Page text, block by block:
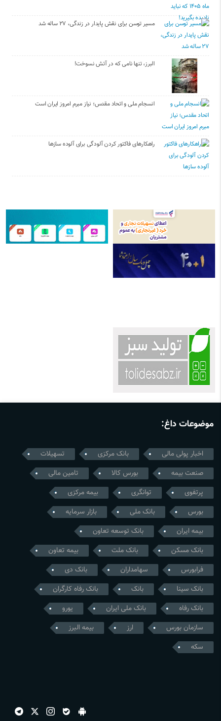
مسیر توسن برای نقش پایدار در زندگی، ۲۷ ساله شد
البرز، تنها نامی که در آتش نسوخت!
انسجام ملی و اتحاد مقدس؛ نیاز مبرم امروز ایران است
راهکارهای فاکتور کردن آلودگی برای آلوده سازها
موضوعات داغ:
اخبار پولی مالی بانک مرکزی
تسهیلات
صنعت بیمه
بورس کالا
تامین مالی
پرتفوی
توانگری
بیمه مرکزی
بورس
بانک ملی
بازار سرمایه
بیمه ایران
بانک توسعه تعاون
بانک مسکن
بانک ملت
بیمه تعاون
فرابورس
سهامداران
بانک دی
بانک سینا
بانک
بانک رفاه کارگران
بانک رفاه
بانک ملی ایران
یورو
سازمان بورس
ارز
بیمه البرز
سکه